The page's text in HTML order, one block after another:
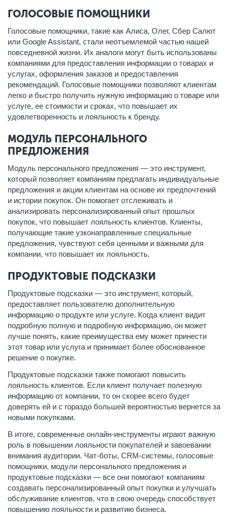
ГОЛОСОВЫЕ ПОМОЩНИКИ
Голосовые помощники, такие как Алиса, Олег, Сбер Салют
или Google Assistant, стали неотъемлемой частью нашей
повседневной жизни. Их аналоги могут быть использованы
компаниями для предоставления информации о товарах и
услугах, оформления заказов и предоставления
рекомендаций. Голосовые помощники позволяют клиентам
легко и быстро получить нужную информацию о товаре или
услуге, ее стоимости и сроках, что повышает их
удовлетворенность и лояльность к бренду.
МОДУЛЬ ПЕРСОНАЛЬНОГО
ПРЕДЛОЖЕНИЯ
Модуль персонального предложения — это инструмент,
который позволяет компаниям предлагать индивидуальные
предложения и акции клиентам на основе их предпочтений
и истории покупок. Он помогает отслеживать и
анализировать персонализированный опыт прошлых
покупок, что повышает лояльность клиентов. Клиенты,
получающие такие узконаправленные специальные
предложения, чувствуют себя ценными и важными для
компании, что повышает их лояльность.
ПРОДУКТОВЫЕ ПОДСКАЗКИ
Продуктовые подсказки — это инструмент, который,
предоставляет пользователю дополнительную
информацию о продукте или услуге. Когда клиент видит
подробную полную и подробную информацию, он может
лучше понять, какие преимущества ему может принести
этот товар или услуга и принимает более обоснованное
решение о покупке.
Продуктовые подсказки также помогают повысить
лояльность клиентов. Если клиент получает полезную
информацию от компании, то он скорее всего будет
доверять ей и с гораздо большей вероятностью вернется за
новыми покупками.
В итоге, современные онлайн-инструменты играют важную
роль в повышении лояльности покупателей и завоевании
внимания аудитории. Чат-боты, CRM-системы, голосовые
помощники, модули персонального предложения и
продуктовые подсказки — все они помогают компаниям
создавать персонализированный опыт покупки и улучшать
обслуживание клиентов, что в свою очередь способствует
повышению лояльности и развитию бизнеса.